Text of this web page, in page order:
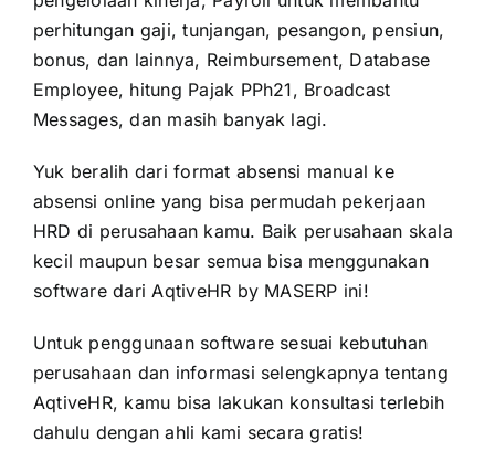
perhitungan gaji, tunjangan, pesangon, pensiun,
bonus, dan lainnya, Reimbursement, Database
Employee, hitung Pajak PPh21, Broadcast
Messages, dan masih banyak lagi.
Yuk beralih dari format absensi manual ke
absensi online yang bisa permudah pekerjaan
HRD di perusahaan kamu. Baik perusahaan skala
kecil maupun besar semua bisa menggunakan
software dari AqtiveHR by MASERP ini!
Untuk penggunaan software sesuai kebutuhan
perusahaan dan informasi selengkapnya tentang
AqtiveHR, kamu bisa lakukan konsultasi terlebih
dahulu dengan ahli kami secara gratis!